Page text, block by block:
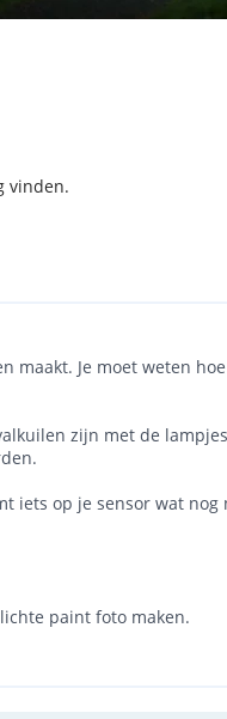
vinden.
Je moet weten
zijn met de
iets op je sensor wat
paint foto maken.